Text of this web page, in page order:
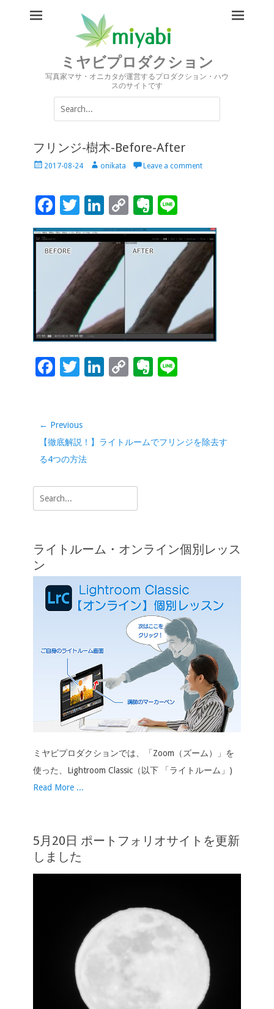
ミヤビプロダクション
写真家マサ・オニカタが運営するプロダクション・ハウ
スのサイトです
Search
for:
フリンジ-樹木-Before-After
Posted2017-08-24 Authoronikata Leave a comment
F
ac
e
b
o
o
k
T
wi
tt
er
Li
n
k
e
dI
C
o
p
y
n
k
Ev
er
n
ot
e
n
e
F
b
o
o
k
T
er
Li
dI
C
Li
k
Ev
e
投
稿
ナ
ゲ
ー
ン
← Previous
Previous
post:
【徹底解説！】ライトルームでフリンジを除去す
る4つの方法
Search
for:
ライトルーム・オンライン個別レッス
ン
ミヤビプロダクションでは、「Zoom（ズーム）」を
使った、Lightroom Classic（以下 「ライトルーム」)
Read More ...
5月20日 ポートフォリオサイトを更新
しました